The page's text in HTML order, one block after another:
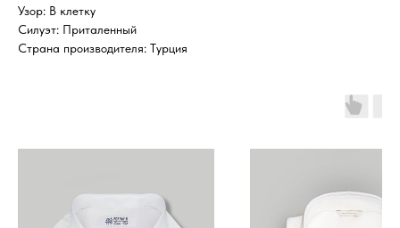
Узор: В клетку
Силуэт: Приталенный
Страна производителя: Турция